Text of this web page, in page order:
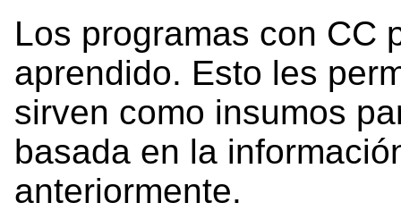
Los programas con CC
aprendido. Esto les
sirven como insumos
basada en la
anteriormente.